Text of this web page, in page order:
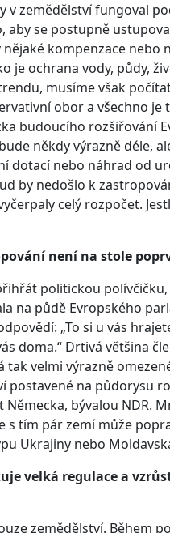
v zemědělství fungoval
aby se postupně
kompenzace nebo
je ochrana vody, půdy,
musíme však
obor a všechno
budoucího rozšiřování
někdy výrazně déle,
dotací nebo náhrad od
by nedošlo k
celý rozpočet.
není na stole
politickou
na půdě Evropského
„To si u vás
doma.“ Drtivá většina
tak velmi výrazně
postavené na půdorysu
Německa, bývalou NDR.
s tím pár zemí může
Ukrajiny nebo
velká regulace a
zemědělství. Během